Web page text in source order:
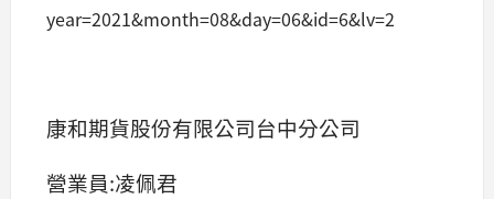
year=2021&month=08&day=06&id=6&lv=2
康和期貨股份有限公司台中分公司
營業員:凌佩君